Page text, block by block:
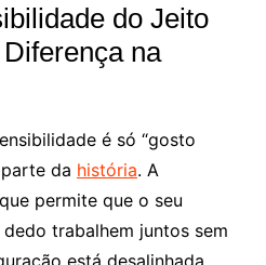
do Jeito
na
é só “gosto
da história. A
permite que o seu
trabalhem juntos sem
está desalinhada